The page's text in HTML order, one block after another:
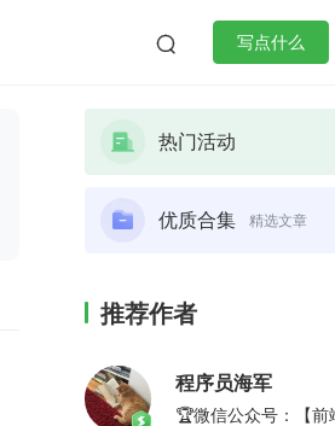
 写点什么
热门活动
优质合集 精选文章
推荐作者
程序员海军
🏆微信公众号：【前